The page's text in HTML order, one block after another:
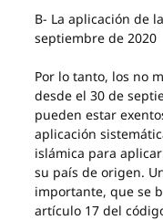
B- La aplicación de
septiembre de 2020
Por lo tanto, los no
desde el 30 de
pueden estar
aplicación
islámica para
su país de origen.
importante, que se
artículo 17 del